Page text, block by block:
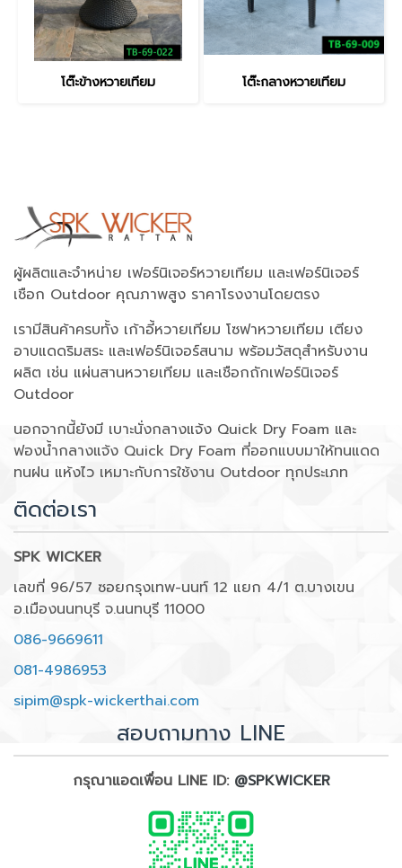
โต๊ะข้างหวายเทียม โต๊ะกลางหวายเทียม
ผู้ผลิตและจำหน่าย เฟอร์นิเจอร์หวายเทียม และเฟอร์นิเจอร์
เชือก Outdoor คุณภาพสูง ราคาโรงงานโดยตรง
เรามีสินค้าครบทั้ง เก้าอี้หวายเทียม โซฟาหวายเทียม เตียง
อาบแดดริมสระ และเฟอร์นิเจอร์สนาม พร้อมวัสดุสำหรับงาน
ผลิต เช่น แผ่นสานหวายเทียม และเชือกถักเฟอร์นิเจอร์
Outdoor
นอกจากนี้ยังมี เบาะนั่งกลางแจ้ง Quick Dry Foam และ
ฟองน้ำกลางแจ้ง Quick Dry Foam ที่ออกแบบมาให้ทนแดด
ทนฝน แห้งไว เหมาะกับการใช้งาน Outdoor ทุกประเภท
ติดต่อเรา
SPK WICKER
เลขที่ 96/57 ซอยกรุงเทพ-นนท์ 12 แยก 4/1 ต.บางเขน
อ.เมืองนนทบุรี จ.นนทบุรี 11000
086-9669611
081-4986953
sipim@spk-wickerthai.com
สอบถามทาง LINE
กรุณาแอดเพื่อน LINE ID: @SPKWICKER